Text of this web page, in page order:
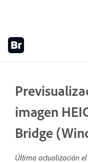
imagen
Bridge
Última actualización el